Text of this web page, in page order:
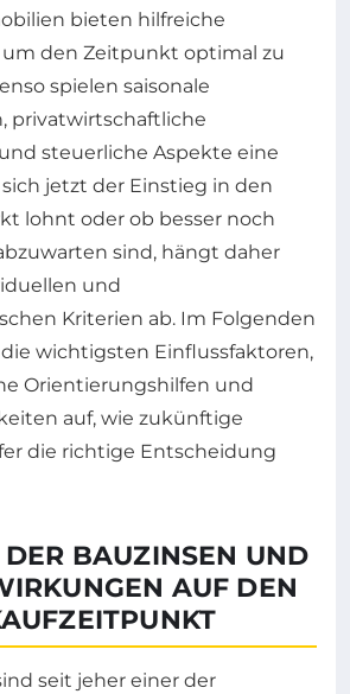
bieten hilfreiche
den Zeitpunkt optimal zu
spielen saisonale
privatwirtschaftliche
steuerliche Aspekte eine
jetzt der Einstieg in den
lohnt oder ob besser noch
sind, hängt daher
und
Kriterien ab. Im Folgenden
wichtigsten Einflussfaktoren,
Orientierungshilfen und
auf, wie zukünftige
die richtige Entscheidung
BAUZINSEN UND
AUF DEN
seit jeher einer der